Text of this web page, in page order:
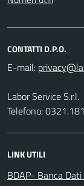
CONTATTI D.P.O.
E-mail:
Labor Service S.r.l.
Telefono:
LINK UTILI
BDAP- Banca